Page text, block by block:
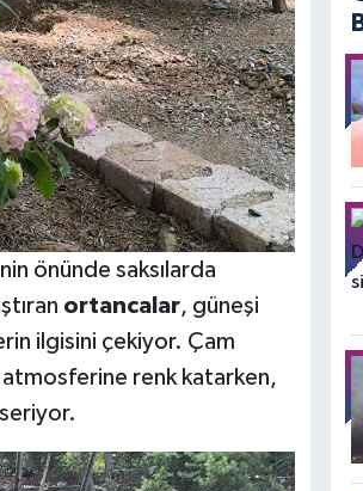
önünde saksılarda
ortancalar, güneşi
ilgisini çekiyor. Çam
atmosferine renk katarken,